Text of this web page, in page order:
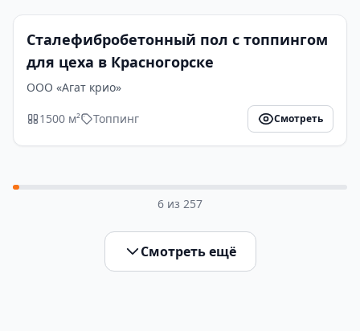
Сталефибробетонный пол с топпингом
для цеха в Красногорске
ООО «Агат крио»
1500 м² Топпинг Смотреть
6 из 257
Смотреть ещё